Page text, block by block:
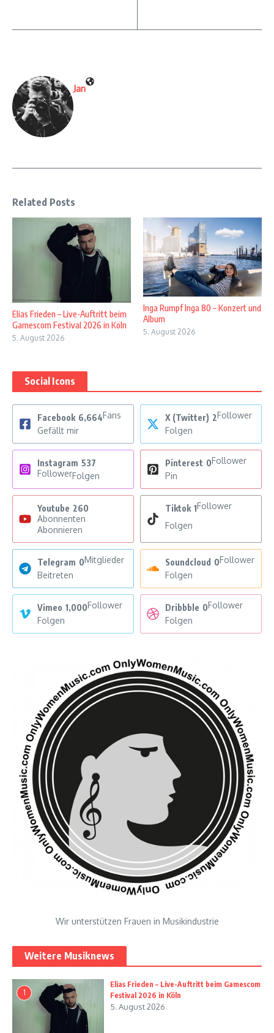
Jan
Related Posts
Elias Frieden – Live-Auftritt beim
Gamescom Festival 2026 in Köln
5. August 2026
Inga Rumpf Inga 80 – Konzert und
Album
5. August 2026
Social Icons
Facebook 6,664Fans
Gefällt mir
X (Twitter) 2Follower
Folgen
Instagram 537
FollowerFolgen
Pinterest 0Follower
Pin
Youtube 260
Abonnenten
Abonnieren
Tiktok 1Follower
Folgen
Telegram 0Mitglieder
Beitreten
Soundcloud 0Follower
Folgen
Vimeo 1,000Follower
Folgen
Dribbble 0Follower
Folgen
Wir unterstützen Frauen in Musikindustrie
Weitere Musiknews
1
Elias Frieden – Live-Auftritt beim Gamescom
Festival 2026 in Köln
5. August 2026